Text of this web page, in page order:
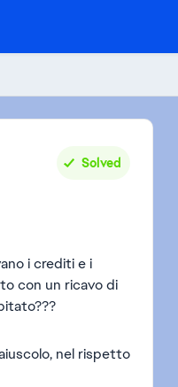
Solved
i crediti e i
con un ricavo di
nel rispetto